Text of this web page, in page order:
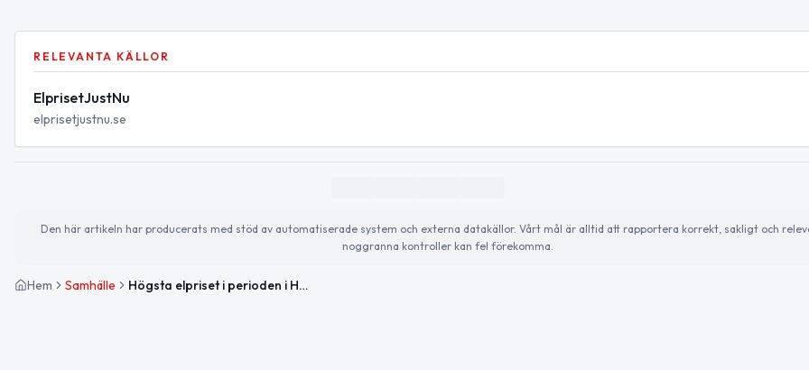
RELEVANTA KÄLLOR
ElprisetJustNu
elprisetjustnu.se
Den här artikeln har producerats med stöd av automatiserade system och externa datakällor. Vårt mål är alltid att rapportera korrekt, sakligt och
noggranna kontroller kan fel förekomma.
Hem Samhälle Högsta elpriset i perioden i Härnösand – stor uppgång i morgon